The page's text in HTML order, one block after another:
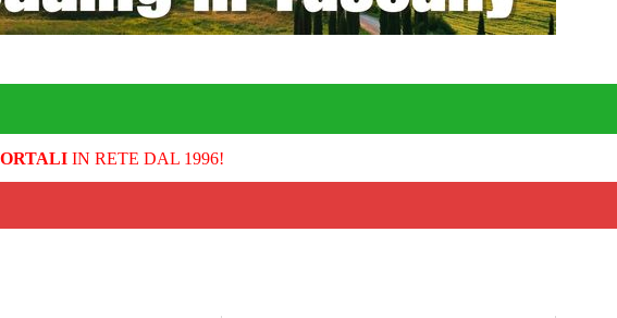
IN RETE DAL 1996!